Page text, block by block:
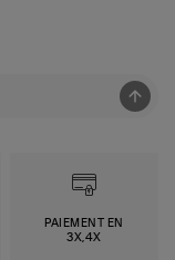
PAIEMENT EN
3X,4X